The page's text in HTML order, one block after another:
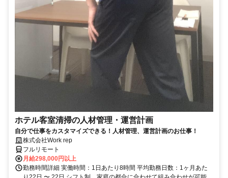
ホテル客室清掃の人材管理・運営計画
自分で仕事をカスタマイズできる！人材管理、運営計画のお仕事！
株式会社Work rep
フルリモート
月給298,000円以上
勤務時間詳細 実働時間：1日あたり8時間 平均勤務日数：1ヶ月あた